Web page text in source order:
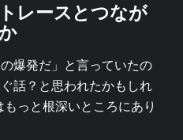
レースとつなが
爆発だ」と言っていたの
話？と思われたかもしれ
っと根深いところにあり